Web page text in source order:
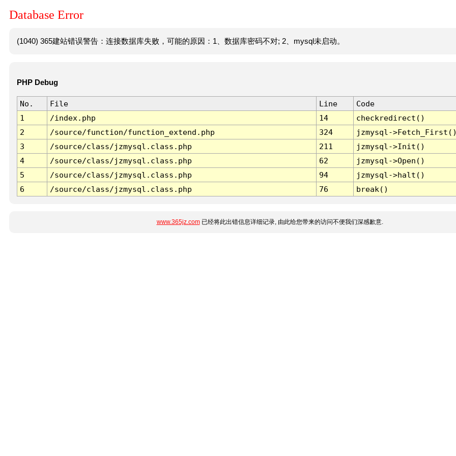
Database Error
(1040) 365建站错误警告：连接数据库失败，可能的原因：1、数据库密码不对; 2、mysql未启动。
PHP Debug
No. File Line
Code
1
/index.php 14
checkredirect()
2
/source/function/function_extend.php 324
jzmysql-
3
/source/class/jzmysql.class.php 211
jzmysql->Init()
4
/source/class/jzmysql.class.php 62
jzmysql->Open()
5
/source/class/jzmysql.class.php 94
jzmysql->halt()
6
/source/class/jzmysql.class.php 76 break()
www.365jz.com已经将此出错信息详细记录, 由此给您带来的访问不便我们深感歉意.